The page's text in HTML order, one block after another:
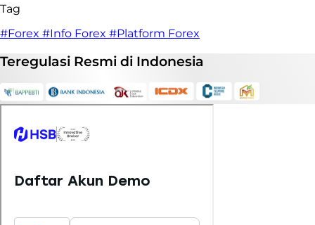
Tag
#Forex #Info Forex #Platform Forex
Teregulasi Resmi di Indonesia